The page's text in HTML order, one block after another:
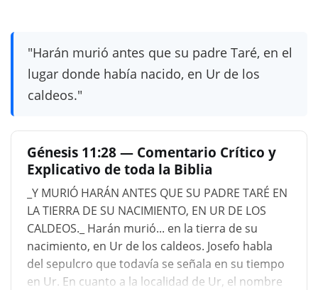
"Harán murió antes que su padre Taré, en el
lugar donde había nacido, en Ur de los
caldeos."
Génesis 11:28 — Comentario Crítico y
Explicativo de toda la Biblia
_Y MURIÓ HARÁN ANTES QUE SU PADRE TARÉ EN
LA TIERRA DE SU NACIMIENTO, EN UR DE LOS
CALDEOS._ Harán murió... en la tierra de su
nacimiento, en Ur de los caldeos. Josefo habla
del sepulcro que todavía se señala en su tiempo
en Ur. En cuanto a la localidad de Ur, el nombre